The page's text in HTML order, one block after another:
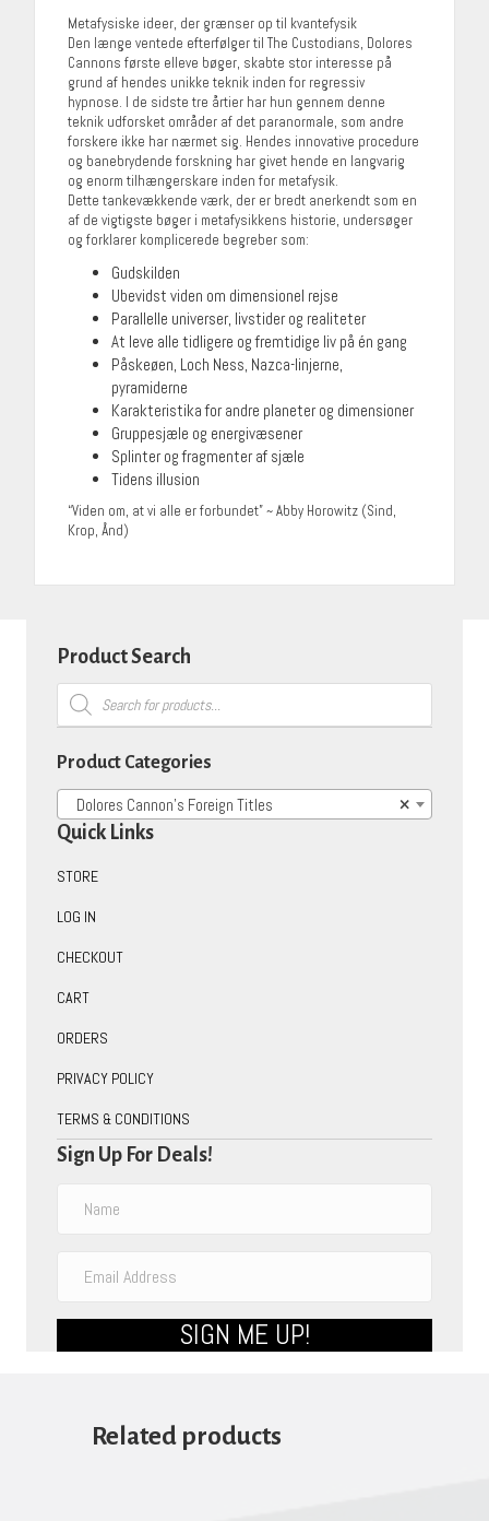
Metafysiske ideer, der grænser op til kvantefysik
Den længe ventede efterfølger til The Custodians, Dolores
Cannons første elleve bøger, skabte stor interesse på
grund af hendes unikke teknik inden for regressiv
hypnose. I de sidste tre årtier har hun gennem denne
teknik udforsket områder af det paranormale, som andre
forskere ikke har nærmet sig. Hendes innovative procedure
og banebrydende forskning har givet hende en langvarig
og enorm tilhængerskare inden for metafysik.
Dette tankevækkende værk, der er bredt anerkendt som en
af de vigtigste bøger i metafysikkens historie, undersøger
og forklarer komplicerede begreber som:
Gudskilden
Ubevidst viden om dimensionel rejse
Parallelle universer, livstider og realiteter
At leve alle tidligere og fremtidige liv på én gang
Påskeøen, Loch Ness, Nazca-linjerne,
pyramiderne
Karakteristika for andre planeter og dimensioner
Gruppesjæle og energivæsener
Splinter og fragmenter af sjæle
Tidens illusion
“Viden om, at vi alle er forbundet” ~ Abby Horowitz (Sind,
Krop, Ånd)
Product Search
Products
search
Product Categories
×
Dolores Cannon’s Foreign Titles
Quick Links
STORE
LOG IN
CHECKOUT
CART
ORDERS
PRIVACY POLICY
TERMS & CONDITIONS
Sign Up For Deals!
SIGN ME UP!
Related products